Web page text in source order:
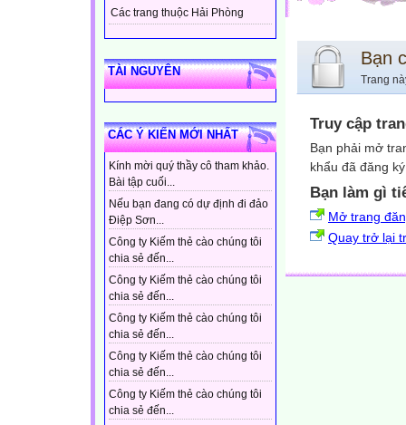
Các trang thuộc Hải Phòng
TÀI NGUYÊN
CÁC Ý KIẾN MỚI NHẤT
Kính mời quý thầy cô tham khảo.
Bài tập cuối...
Nếu bạn đang có dự định đi đảo
Điệp Sơn...
Công ty Kiếm thẻ cào chúng tôi
chia sẻ đến...
Công ty Kiếm thẻ cào chúng tôi
chia sẻ đến...
Công ty Kiếm thẻ cào chúng tôi
chia sẻ đến...
Công ty Kiếm thẻ cào chúng tôi
chia sẻ đến...
Công ty Kiếm thẻ cào chúng tôi
chia sẻ đến...
Bạn
Trang
Truy cập
Bạn phải mở
khẩu đã đăng
Bạn làm gì
Mở trang
Quay trở lại